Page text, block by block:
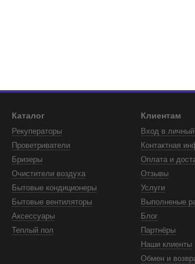
Каталог
Рекуператоры
Проветриватели
Бризеры
Очистители воздуха
Бытовые кондиционеры
Бытовые вентиляторы
Аксессуары
Теплый пол
Клиентам
Вход в личный
Контактная
Оплата и
Отзывы
Услуги
Выполненые
Блог
Партнёры
Наши клиенты
Обмен и